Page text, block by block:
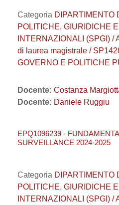
Categoria DIPARTIMENTO
POLITICHE, GIURIDICHE E
INTERNAZIONALI (SPGI) /
di laurea magistrale /
GOVERNO E POLITICHE
Docente: Costanza
Docente: Daniele Ruggiu
EPQ1096239 -
SURVEILLANCE 2024-2025
Categoria DIPARTIMENTO
POLITICHE, GIURIDICHE E
INTERNAZIONALI (SPGI) /